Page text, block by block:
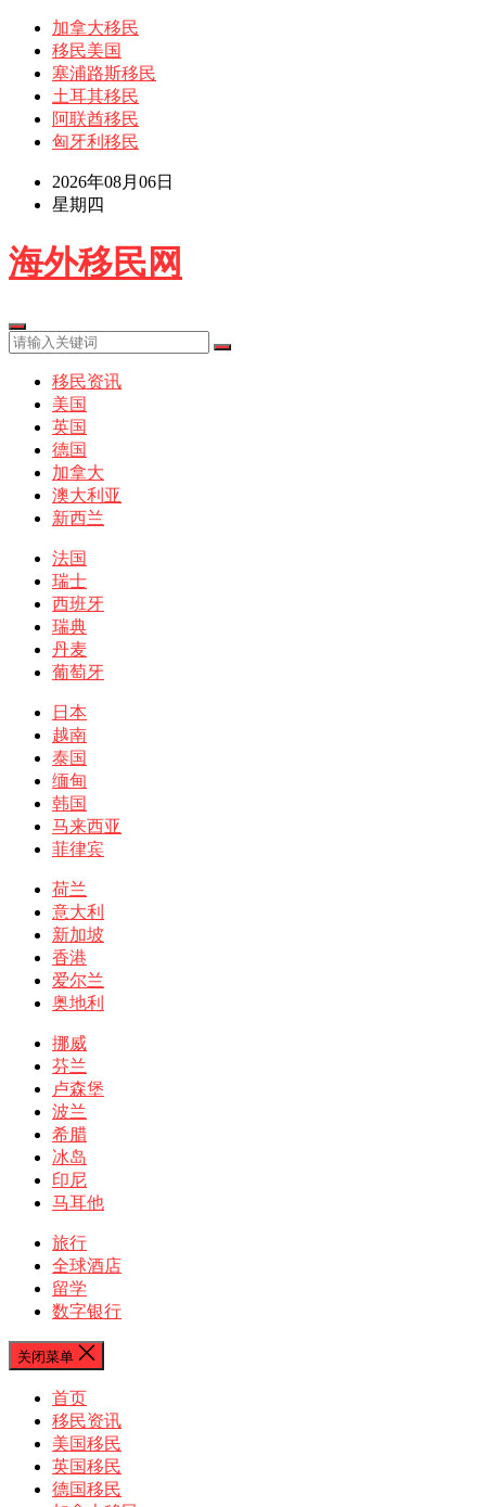
加拿大移民
移民美国
塞浦路斯移民
土耳其移民
阿联酋移民
匈牙利移民
2026年08月06日
星期四
海外移民网
移民资讯
美国
英国
德国
加拿大
澳大利亚
新西兰
法国
瑞士
西班牙
瑞典
丹麦
葡萄牙
日本
越南
泰国
缅甸
韩国
马来西亚
菲律宾
荷兰
意大利
新加坡
香港
爱尔兰
奥地利
挪威
芬兰
卢森堡
波兰
希腊
冰岛
印尼
马耳他
旅行
全球酒店
留学
数字银行
关闭菜单
首页
移民资讯
美国移民
英国移民
德国移民